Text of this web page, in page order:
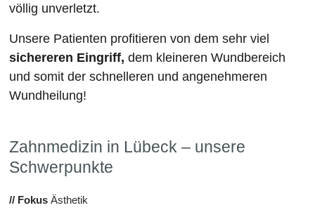
völlig unverletzt.
Unsere Patienten profitieren von dem sehr viel
sichereren Eingriff, dem kleineren Wundbereich
und somit der schnelleren und angenehmeren
Wundheilung!
Zahnmedizin in Lübeck – unsere
Schwerpunkte
// Fokus Ästhetik